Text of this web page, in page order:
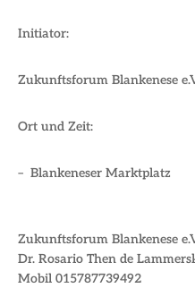
Initiator:
Zukunftsforum Blankenese
Ort und Zeit:
– Blankeneser Marktplatz
Zukunftsforum Blankenese
Dr. Rosario Then de
Mobil 015787739492